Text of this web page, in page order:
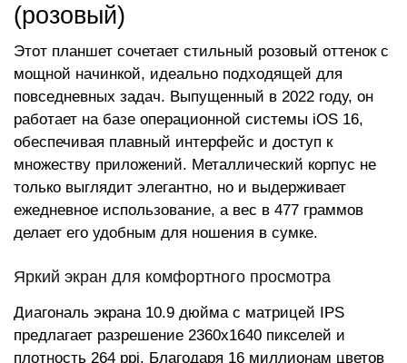
(розовый)
Этот планшет сочетает стильный розовый оттенок с
мощной начинкой, идеально подходящей для
повседневных задач. Выпущенный в 2022 году, он
работает на базе операционной системы iOS 16,
обеспечивая плавный интерфейс и доступ к
множеству приложений. Металлический корпус не
только выглядит элегантно, но и выдерживает
ежедневное использование, а вес в 477 граммов
делает его удобным для ношения в сумке.
Яркий экран для комфортного просмотра
Диагональ экрана 10.9 дюйма с матрицей IPS
предлагает разрешение 2360x1640 пикселей и
плотность 264 ppi. Благодаря 16 миллионам цветов